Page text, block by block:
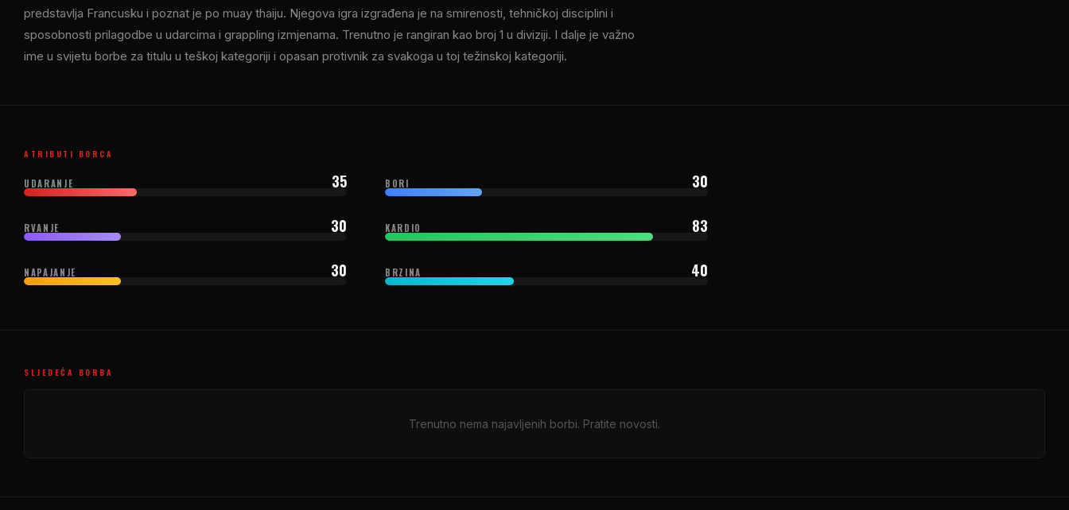
predstavlja Francusku i poznat je po muay thaiju. Njegova igra izgrađena je na smirenosti, tehničkoj disciplini i
sposobnosti prilagodbe u udarcima i grappling izmjenama. Trenutno je rangiran kao broj 1 u diviziji. I dalje je važno
ime u svijetu borbe za titulu u teškoj kategoriji i opasan protivnik za svakoga u toj težinskoj kategoriji.
ATRIBUTI BORCA
UDARANJE 35 BORI 30
RVANJE 30 KARDIO 83
NAPAJANJE 30 BRZINA 40
SLJEDEĆA BORBA
Trenutno nema najavljenih borbi. Pratite novosti.